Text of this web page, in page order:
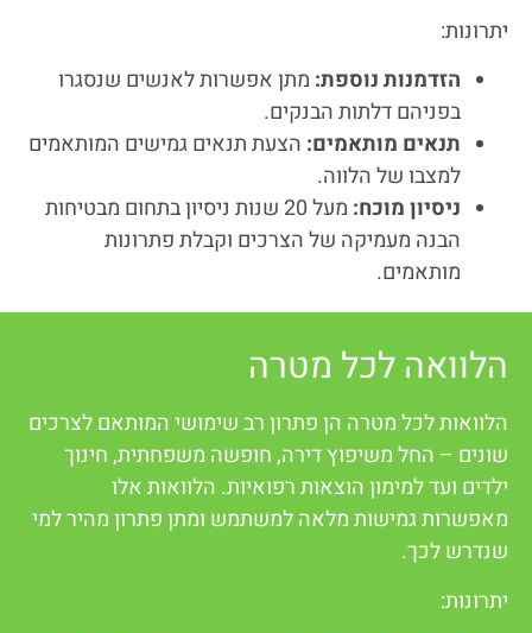
יתרונות:
הזדמנות נוספת: מתן אפשרות לאנשים שנסגרו
בפניהם דלתות הבנקים.
תנאים מותאמים: הצעת תנאים גמישים המותאמים
למצבו של הלווה.
ניסיון מוכח:
מעל 20 שנות ניסיון בתחום מבטיחות
הבנה מעמיקה של הצרכים וקבלת פתרונות
מותאמים.
הלוואה לכל מטרה
הלוואות לכל מטרה הן פתרון רב שימושי המותאם לצרכים
שונים – החל משיפוץ דירה, חופשה משפחתית, חינוך
ילדים ועד למימון הוצאות רפואיות. הלוואות אלו
מאפשרות גמישות מלאה למשתמש ומתן פתרון מהיר למי
שנדרש לכך.
יתרונות: